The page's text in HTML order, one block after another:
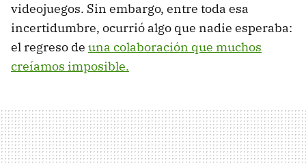
videojuegos. Sin embargo, entre toda esa
incertidumbre, ocurrió algo que nadie esperaba:
el regreso de una colaboración que muchos
creíamos imposible.